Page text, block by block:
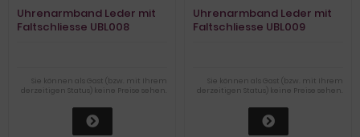
Uhrenarmband Leder mit
Faltschliesse UBL008
Sie können als Gast (bzw. mit Ihrem
derzeitigen Status) keine Preise sehen.
Uhrenarmband Leder mit
Faltschliesse UBL009
Sie können als Gast (bzw. mit Ihrem
derzeitigen Status) keine Preise sehen.